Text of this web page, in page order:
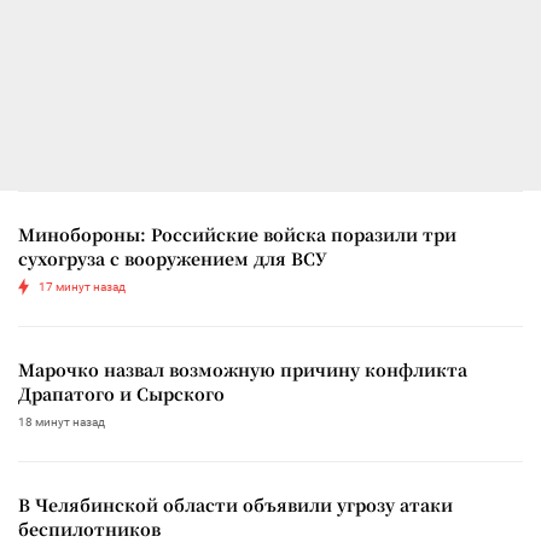
Минобороны: Российские войска поразили три
сухогруза с вооружением для ВСУ
17 минут назад
Марочко назвал возможную причину конфликта
Драпатого и Сырского
18 минут назад
В Челябинской области объявили угрозу атаки
беспилотников